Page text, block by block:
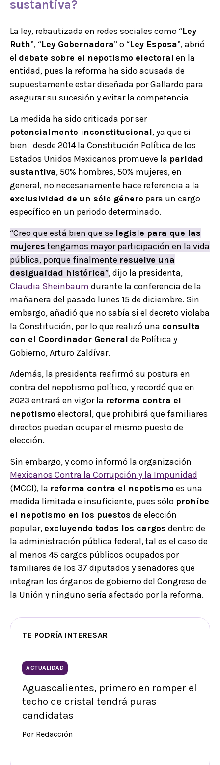
sustantiva?
La ley, rebautizada en redes sociales como “Ley
Ruth”, “Ley Gobernadora” o “Ley Esposa”, abrió
el debate sobre el nepotismo electoral en la
entidad, pues la reforma ha sido acusada de
supuestamente estar diseñada por Gallardo para
asegurar su sucesión y evitar la competencia.
La medida ha sido criticada por ser
potencialmente inconstitucional, ya que si
bien, desde 2014 la Constitución Política de los
Estados Unidos Mexicanos promueve la paridad
sustantiva, 50% hombres, 50% mujeres, en
general, no necesariamente hace referencia a la
exclusividad de un sólo género para un cargo
específico en un periodo determinado.
“Creo que está bien que se legisle para que las
mujeres tengamos mayor participación en la vida
pública, porque finalmente resuelve una
desigualdad histórica”, dijo la presidenta,
Claudia Sheinbaum durante la conferencia de la
mañanera del pasado lunes 15 de diciembre. Sin
embargo, añadió que no sabía si el decreto violaba
la Constitución, por lo que realizó una consulta
con el Coordinador General de Política y
Gobierno, Arturo Zaldívar.
Además, la presidenta reafirmó su postura en
contra del nepotismo político, y recordó que en
2023 entrará en vigor la reforma contra el
nepotismoelectoral, que prohibirá que familiares
directos puedan ocupar el mismo puesto de
elección.
Sin embargo, y como informó la organización
Mexicanos Contra la Corrupción y la Impunidad
(MCCI), la reforma contra el nepotismoes una
medida limitada e insuficiente, pues sólo prohíbe
el nepotismo en los puestos de elección
popular, excluyendo todos los cargos dentro de
la administración pública federal, tal es el caso de
al menos 45 cargos públicos ocupados por
familiares de los 37 diputados y senadores que
integran los órganos de gobierno del Congreso de
la Unión y ninguno sería afectado por la reforma.
TE PODRÍA INTERESAR
ACTUALIDAD
Aguascalientes, primero en romper el
techo de cristal tendrá puras
candidatas
Por Redacción